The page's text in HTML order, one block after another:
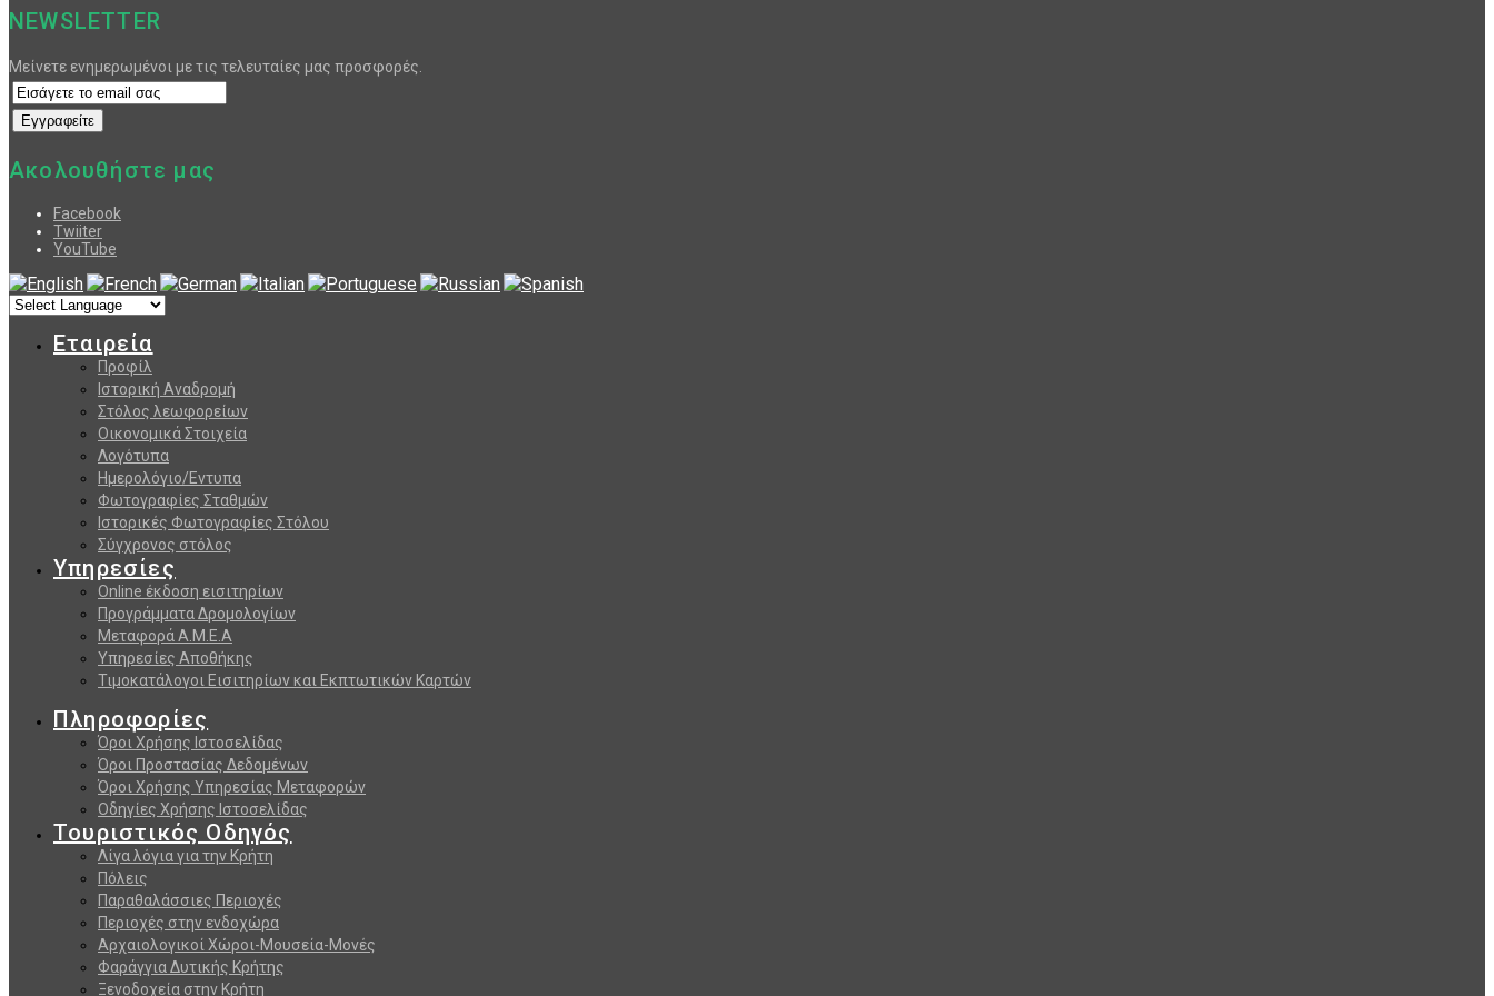
NEWSLETTER
Μείνετε ενημερωμένοι με τις τελευταίες μας προσφορές.
Ακολουθήστε μας
Facebook
Twiiter
YouTube
Εταιρεία
Προφίλ
Ιστορική Αναδρομή
Στόλος λεωφορείων
Οικονομικά Στοιχεία
Λογότυπα
Ημερολόγιο/Εντυπα
Φωτογραφίες Σταθμών
Ιστορικές Φωτογραφίες Στόλου
Σύγχρονος στόλος
Υπηρεσίες
Online έκδοση εισιτηρίων
Προγράμματα Δρομολογίων
Μεταφορά Α.Μ.Ε.Α
Υπηρεσίες Αποθήκης
Τιμοκατάλογοι Εισιτηρίων και Εκπτωτικών Καρτών
Πληροφορίες
Όροι Χρήσης Ιστοσελίδας
Όροι Προστασίας Δεδομένων
Όροι Χρήσης Υπηρεσίας Μεταφορών
Οδηγίες Χρήσης Ιστοσελίδας
Τουριστικός Οδηγός
Λίγα λόγια για την Κρήτη
Πόλεις
Παραθαλάσσιες Περιοχές
Περιοχές στην ενδοχώρα
Αρχαιολογικοί Χώροι-Μουσεία-Μονές
Φαράγγια Δυτικής Κρήτης
Ξενοδοχεία στην Κρήτη